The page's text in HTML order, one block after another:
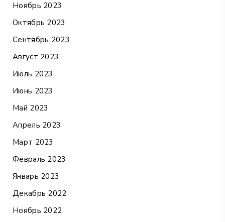
Ноябрь 2023
Октябрь 2023
Сентябрь 2023
Август 2023
Июль 2023
Июнь 2023
Май 2023
Апрель 2023
Март 2023
Февраль 2023
Январь 2023
Декабрь 2022
Ноябрь 2022